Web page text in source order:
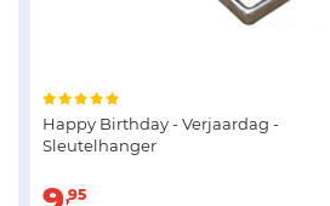
Happy Birthday - Verjaardag -
Sleutelhanger
95